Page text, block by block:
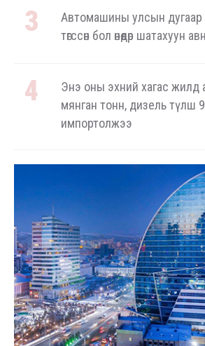
Автомашины улсын дугаар
төгссөн бол өнөөдөр шатахуун
Энэ оны эхний хагас жилд
мянган тонн, дизель түлш
импортолжээ
Төрийн үйлчилгээг иргэдэд
COP17-ын зочид,
жолоочийг сургалтад
Шатахууны нөөцийг
арилгахад анхаарч байна